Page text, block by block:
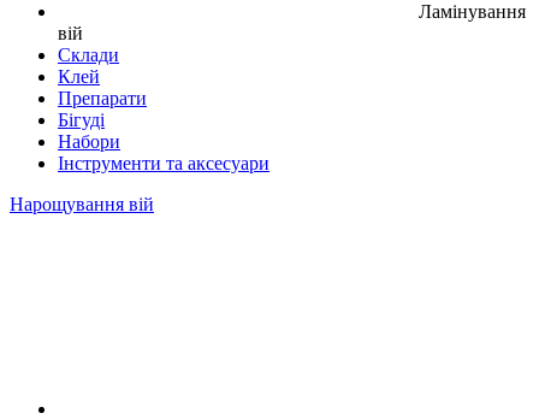
Ламінування
вій
Склади
Клей
Препарати
Бігуді
Набори
Інструменти та аксесуари
Нарощування вій